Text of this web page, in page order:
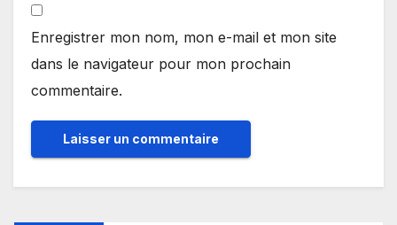
Enregistrer mon nom, mon e-mail et mon site
dans le navigateur pour mon prochain
commentaire.